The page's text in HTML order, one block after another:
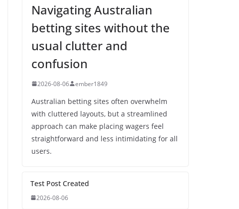
Navigating Australian
betting sites without the
usual clutter and
confusion
2026-08-06 ember1849
Australian betting sites often overwhelm
with cluttered layouts, but a streamlined
approach can make placing wagers feel
straightforward and less intimidating for all
users.
Test Post Created
2026-08-06